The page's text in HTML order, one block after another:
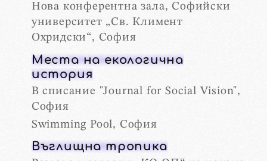
Нова конферентна зала, Софийски
университет „Св. Климент
Охридски“, София
Места на екологична
история
В списание "Journal for Social Vision",
София
Swimming Pool, София
Въглищна тропика